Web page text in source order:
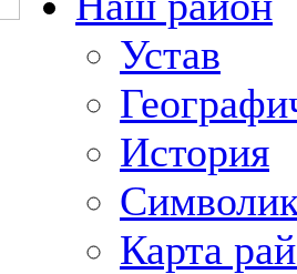
Устав
История
Карта